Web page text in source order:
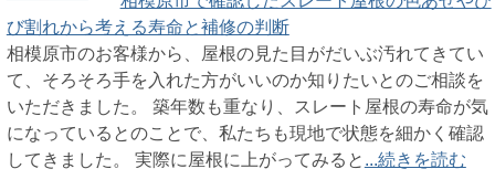
び割れから考える寿命と補修の判断
相模原市のお客様から、屋根の見た目がだいぶ汚れてきてい
て、そろそろ手を入れた方がいいのか知りたいとのご相談を
いただきました。 築年数も重なり、スレート屋根の寿命が気
になっているとのことで、私たちも現地で状態を細かく確認
してきました。 実際に屋根に上がってみると ...続きを読む